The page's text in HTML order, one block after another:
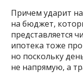
Причем ударит
на бюджет,
представляется
ипотека тоже
но поскольку
не напрямую, а